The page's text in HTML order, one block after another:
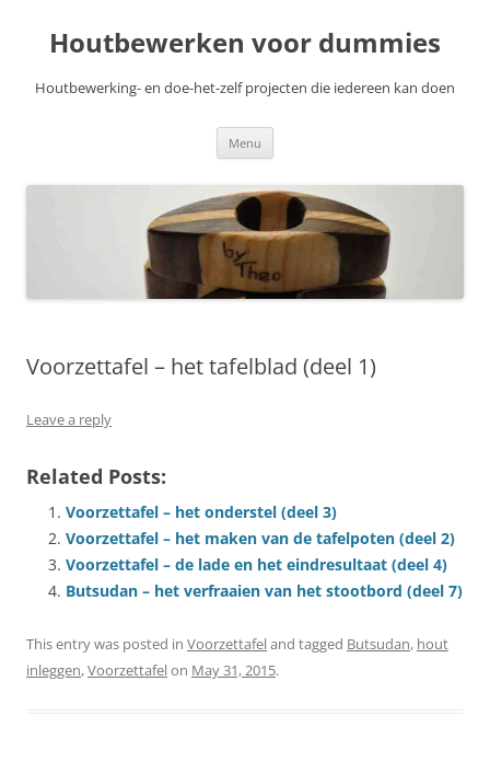
content
Houtbewerken voor dummies
Houtbewerking- en doe-het-zelf projecten die iedereen kan doen
Menu
Voorzettafel – het tafelblad (deel 1)
Leave a reply
Related Posts:
Voorzettafel – het onderstel (deel 3)
Voorzettafel – het maken van de tafelpoten (deel 2)
Voorzettafel – de lade en het eindresultaat (deel 4)
Butsudan – het verfraaien van het stootbord (deel 7)
This entry was posted in Voorzettafeland tagged Butsudan, hout
inleggen,Voorzettafelon May 31, 2015.